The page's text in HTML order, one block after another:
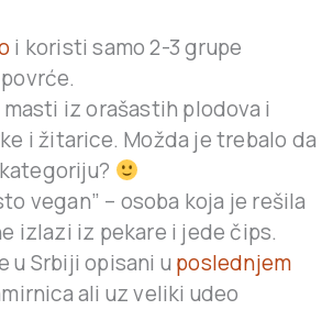
i koristi samo 2-3 grupe
iz orašastih plodova i
i žitarice. Možda je trebalo da
vegan” – osoba koja je rešila
izlazi iz pekare i jede čips.
u Srbiji opisani u poslednjem
ali uz veliki udeo